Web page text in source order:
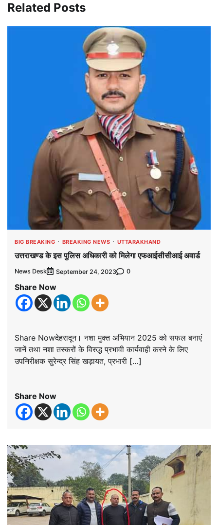
Related Posts
BIG BREAKING BREAKING NEWS UTTARAKHAND
उत्तराखण्ड के इस पुलिस अधिकारी को मिलेगा एफआईसीसीआई अवार्ड
News Desk September 24, 2023 0
Share Now
Share Nowदेहरादून। नशा मुक्त अभियान 2025 को सफल बनाएं
जानें तथा नशा तस्करों के विरुद्ध प्रभावी कार्यवाही करने के लिए
उपनिरीक्षक सुरेन्द्र सिंह खड़ायत, प्रभारी […]
Share Now